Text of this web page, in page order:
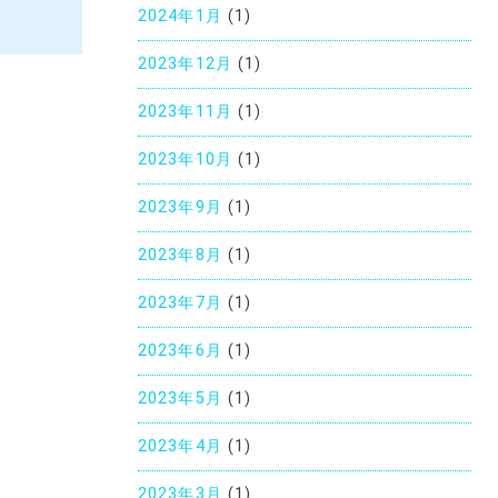
2024年1月 (1)
2023年12月 (1)
2023年11月 (1)
2023年10月 (1)
2023年9月 (1)
2023年8月 (1)
2023年7月 (1)
2023年6月 (1)
2023年5月 (1)
2023年4月 (1)
2023年3月 (1)